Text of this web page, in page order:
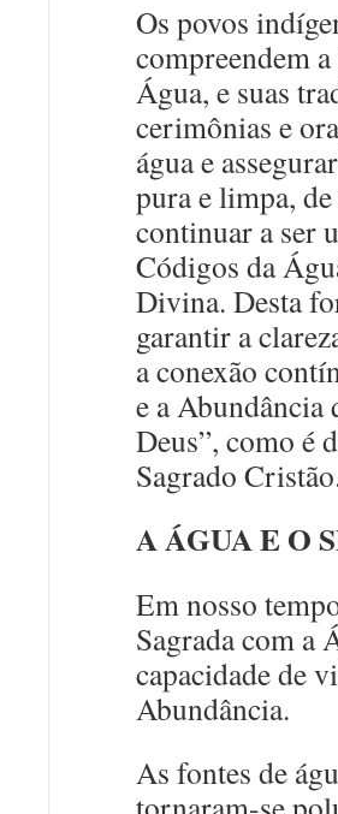
Os povos
compreendem
Água, e suas
cerimônias e
água e
pura e limpa,
continuar a ser
Códigos da
Divina. Desta
garantir a
a conexão
e a
Deus”, como é
Sagrado
A ÁGUA E O
Em nosso
Sagrada com a
capacidade de
Abundância.
As fontes de